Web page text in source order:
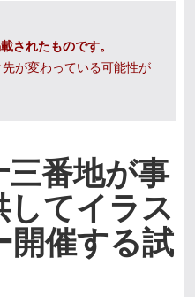
されたものです。
が変わっている可能性が
三番地が事
してイラス
開催する試